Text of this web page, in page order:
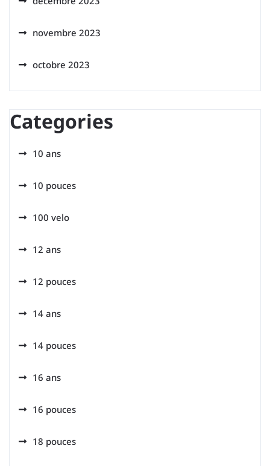
novembre 2023
octobre 2023
Categories
10 ans
10 pouces
100 velo
12 ans
12 pouces
14 ans
14 pouces
16 ans
16 pouces
18 pouces